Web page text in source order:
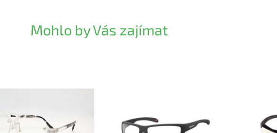
Mohlo by Vás zajímat